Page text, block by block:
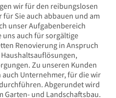
wir für den reibungslosen
Sie auch abbauen und am
unser Aufgabenbereich
uns auch für sorgältige
Renovierung in Anspruch
Zu unseren Kunden
Unternehmer, für die wir
Abgerundet wird
Garten- und Landschaftsbau.